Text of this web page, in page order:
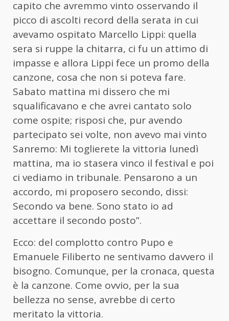
capito che avremmo vinto osservando il
picco di ascolti record della serata in cui
avevamo ospitato Marcello Lippi: quella
sera si ruppe la chitarra, ci fu un attimo di
impasse e allora Lippi fece un promo della
canzone, cosa che non si poteva fare.
Sabato mattina mi dissero che mi
squalificavano e che avrei cantato solo
come ospite; risposi che, pur avendo
partecipato sei volte, non avevo mai vinto
Sanremo: Mi toglierete la vittoria lunedì
mattina, ma io stasera vinco il festival e poi
ci vediamo in tribunale. Pensarono a un
accordo, mi proposero secondo, dissi:
Secondo va bene. Sono stato io ad
accettare il secondo posto”.
Ecco: del complotto contro Pupo e
Emanuele Filiberto ne sentivamo davvero il
bisogno. Comunque, per la cronaca, questa
è la canzone. Come ovvio, per la sua
bellezza no sense, avrebbe di certo
meritato la vittoria.